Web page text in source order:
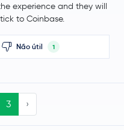
experience and they will
to Coinbase.
Não útil 1
3 ›